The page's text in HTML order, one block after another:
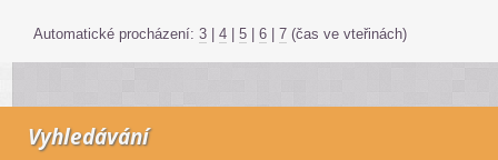
Automatické procházení: 3 4 5 6 7 (čas ve vteřinách)
Vyhledávání